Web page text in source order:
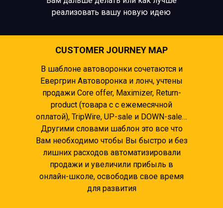
реализовать вашу новую идею
CUSTOMER JOURNEY MAP
В шаблоне автоворонки сочетаются и
Евергрин Автоворонка и лонч, учтены
продажи Core offer, Maximizer, Return-
product (товара с с ежемесячной
оплатой), TripWire, UP-sale и DOWN-sale…
Другими словами шаблон это все что
Вам необходимо чтобы Вы быстро и без
лишних расходов автоматизировали
продажи и увеличили прибыль в
онлайн-школе, освободив свое время
для развития